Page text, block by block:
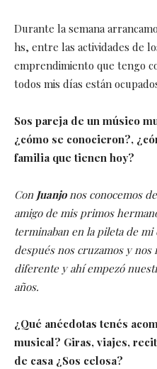
Durante la semana
hs, entre las actividades de
emprendimiento que tengo
todos mis días están
Sos pareja de un músico
¿cómo se conocieron?,
familia que tienen hoy?
Con Juanjonos conocemos
amigo de mis primos
terminaban en la pileta de mi
después nos cruzamos y
diferente y ahí empezó
años.
¿Qué anécdotas tenés
musical? Giras, viajes,
de casa ¿Sos celosa?